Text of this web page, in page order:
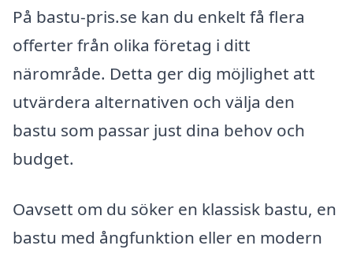
På bastu-pris.se kan du enkelt få flera
offerter från olika företag i ditt
närområde. Detta ger dig möjlighet att
utvärdera alternativen och välja den
bastu som passar just dina behov och
budget.
Oavsett om du söker en klassisk bastu, en
bastu med ångfunktion eller en modern